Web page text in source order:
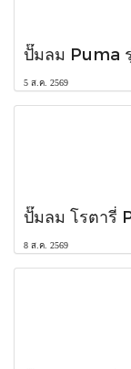
ปั๊มลม Puma
5 ส.ค. 2569
ปั๊มลม โรตารี่
8 ส.ค. 2569